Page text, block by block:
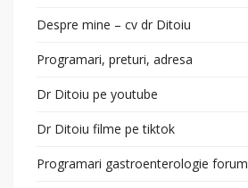
Despre mine – cv dr Ditoiu
Programari, preturi, adresa
Dr Ditoiu pe youtube
Dr Ditoiu filme pe tiktok
Programari gastroenterologie forum